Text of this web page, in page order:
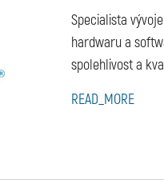
Specialista
hardwaru a
spolehlivost a
READ_MORE